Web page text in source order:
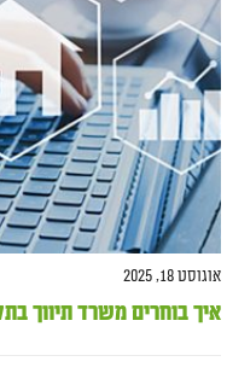
אוגוסט 18, 2025
איך בוחרים משרד תיווך